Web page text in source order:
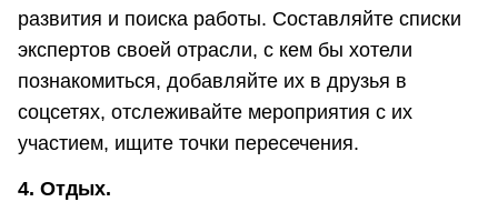
развития и поиска работы. Составляйте списки
экспертов своей отрасли, с кем бы хотели
познакомиться, добавляйте их в друзья в
соцсетях, отслеживайте мероприятия с их
участием, ищите точки пересечения.
4. Отдых.